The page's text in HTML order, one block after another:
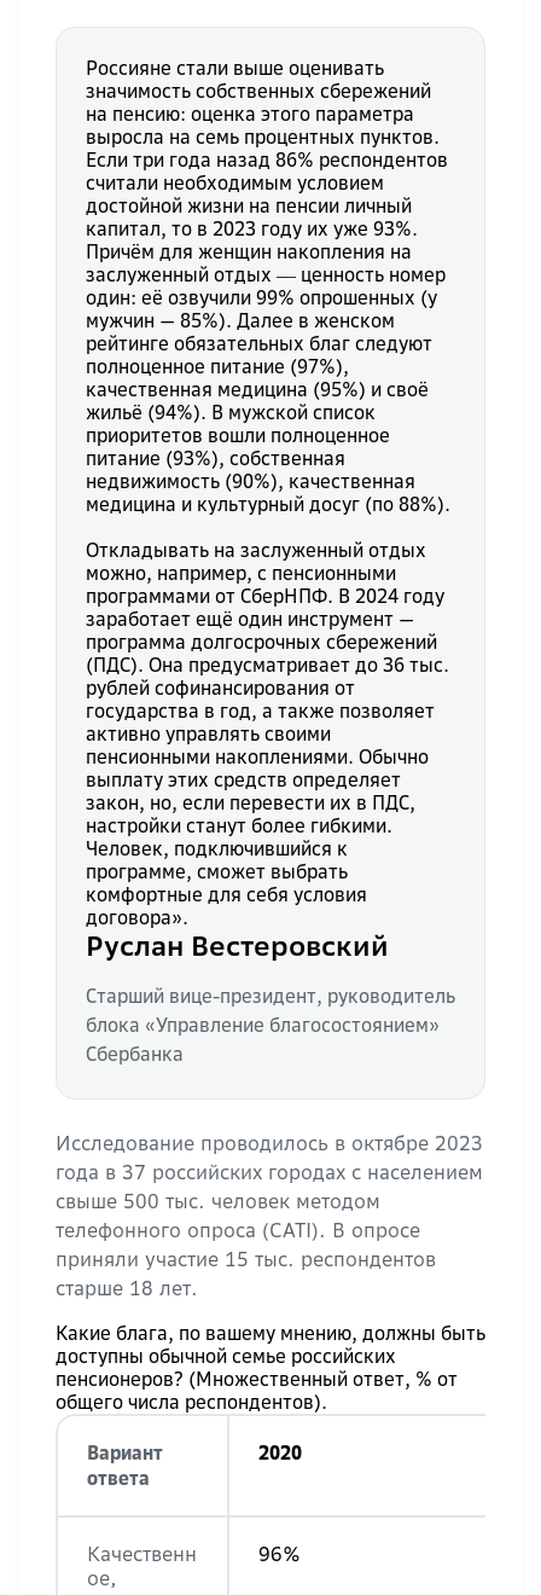
Россияне стали выше оценивать
значимость собственных сбережений
на пенсию: оценка этого параметра
выросла на семь процентных пунктов.
Если три года назад 86% респондентов
считали необходимым условием
достойной жизни на пенсии личный
капитал, то в 2023 году их уже 93%.
Причём для женщин накопления на
заслуженный отдых ― ценность номер
один: её озвучили 99% опрошенных (у
мужчин — 85%). Далее в женском
рейтинге обязательных благ следуют
полноценное питание (97%),
качественная медицина (95%) и своё
жильё (94%). В мужской список
приоритетов вошли полноценное
питание (93%), собственная
недвижимость (90%), качественная
медицина и культурный досуг (по 88%).
Откладывать на заслуженный отдых
можно, например, с пенсионными
программами от СберНПФ. В 2024 году
заработает ещё один инструмент —
программа долгосрочных сбережений
(ПДС). Она предусматривает до 36 тыс.
рублей софинансирования от
государства в год, а также позволяет
активно управлять своими
пенсионными накоплениями. Обычно
выплату этих средств определяет
закон, но, если перевести их в ПДС,
настройки станут более гибкими.
Человек, подключившийся к
программе, сможет выбрать
комфортные для себя условия
договора».
Руслан Вестеровский
Старший вице-президент, руководитель
блока «Управление благосостоянием»
Сбербанка
Исследование проводилось в октябре 2023
года в 37 российских городах с населением
свыше 500 тыс. человек методом
телефонного опроса (CATI). В опросе
приняли участие 15 тыс. респондентов
старше 18 лет.
Какие блага, по вашему мнению, должны быть
доступны обычной семье российских
пенсионеров? (Множественный ответ, % от
общего числа респондентов).
Вариант
ответа
2020
Качественн
ое,
96%